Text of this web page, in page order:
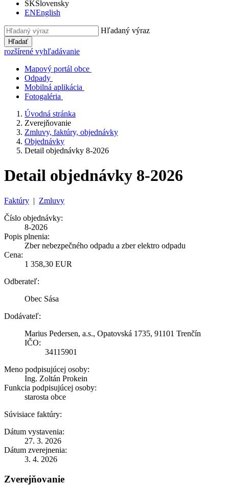
SKSlovensky
ENEnglish
Hľadaný výraz
Hľadať
rozšírené vyhľadávanie
Mapový portál obce
Odpady
Mobilná aplikácia
Fotogaléria
Úvodná stránka
Zverejňovanie
Zmluvy, faktúry, objednávky
Objednávky
Detail objednávky 8-2026
Detail objednávky 8-2026
Faktúry | Zmluvy
Číslo objednávky:
8-2026
Popis plnenia:
Zber nebezpečného odpadu a zber elektro odpadu
Cena:
1 358,30 EUR
Odberateľ:
Obec Sása
Dodávateľ:
Marius Pedersen, a.s., Opatovská 1735, 91101 Trenčín
IČO:
34115901
Meno podpisujúcej osoby:
Ing. Zoltán Prokein
Funkcia podpisujúcej osoby:
starosta obce
Súvisiace faktúry:
Dátum vystavenia:
27. 3. 2026
Dátum zverejnenia:
3. 4. 2026
Zverejňovanie